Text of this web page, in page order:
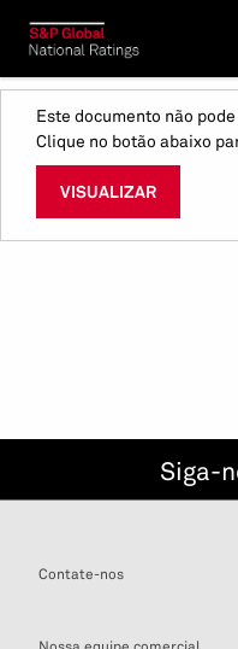
Este documento não
Clique no botão abaixo
VISUALIZAR
Siga-
Contate-nos